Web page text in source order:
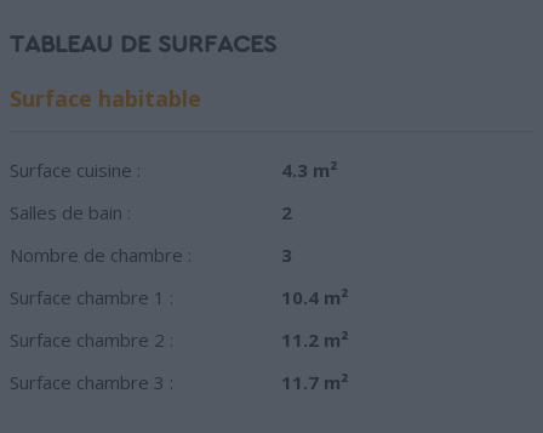
TABLEAU DE SURFACES
Surface habitable
Surface cuisine :
4.3 m²
Salles de bain :
2
Nombre de chambre :
3
Surface chambre 1 :
10.4 m²
Surface chambre 2 :
11.2 m²
Surface chambre 3 :
11.7 m²